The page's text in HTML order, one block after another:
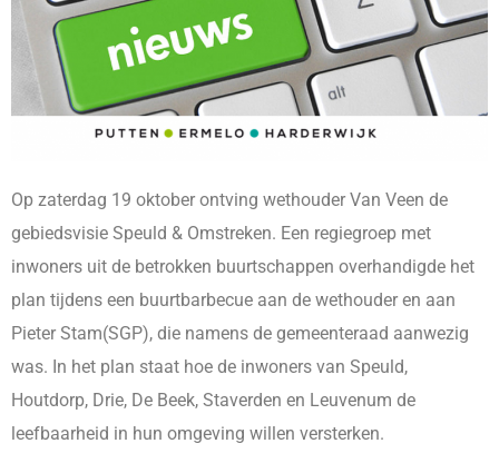
Op zaterdag 19 oktober ontving wethouder Van Veen de
gebiedsvisie Speuld & Omstreken. Een regiegroep met
inwoners uit de betrokken buurtschappen overhandigde het
plan tijdens een buurtbarbecue aan de wethouder en aan
Pieter Stam(SGP), die namens de gemeenteraad aanwezig
was. In het plan staat hoe de inwoners van Speuld,
Houtdorp, Drie, De Beek, Staverden en Leuvenum de
leefbaarheid in hun omgeving willen versterken.